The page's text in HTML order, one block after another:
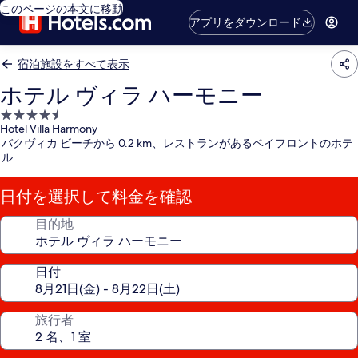
このページの本文に移動
アプリをダウンロード
宿泊施設をすべて表示
ホテル ヴィラ ハーモニー
4.5
つ
星
泊
施
設
Hotel Villa Harmony
バクヴィカ ビーチから 0.2 km、レストランがあるベイフロントのホテ
ル
日付を選択して料金を確認
目的地
日付
旅行者